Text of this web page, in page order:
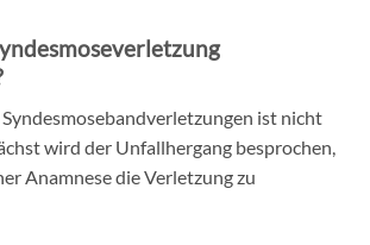
ist nicht
wird der Unfallhergang besprochen,
Anamnese die Verletzung zu